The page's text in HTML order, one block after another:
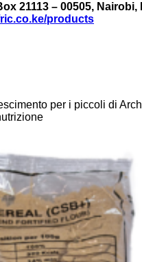
21113 – 00505, Nairobi,
products
per i piccoli di